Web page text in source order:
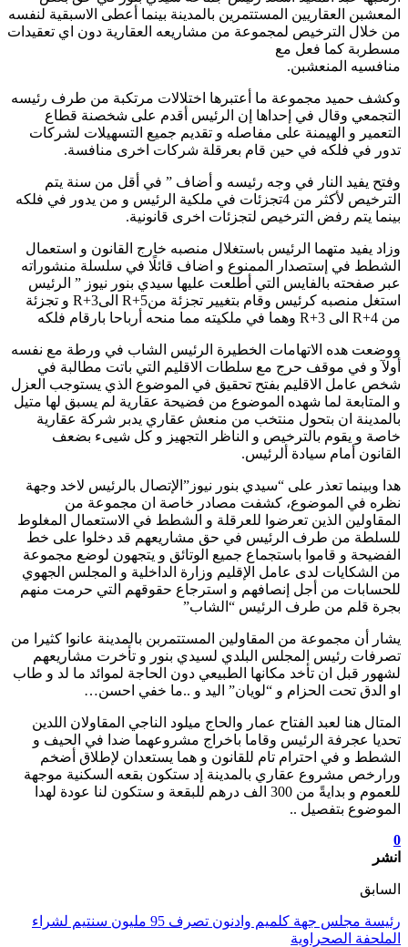
المعشبن العقاريين المستتمرين بالمدينة بينما أعطى الاسبقية لنفسه
من خلال الترخيص لمجموعة من مشاريعه العقارية دون اي تعقيدات
مسطربة كما فعل مع
منافسيه المنعشبن.
وكشف حميد مجموعة ما أعتبرها اختلالات مرتكبة من طرف رئيسه
التجمعي وقال في إحداها إن الرئيس أقدم على شخصنة قطاع
التعمير و الهيمنة على مفاصله و تقديم جميع التسهيلات لشركات
تدور في فلكه في حين قام بعرقلة شركات اخرى منافسة.
وفتح يفيد النار في وجه رئيسه و أضاف ” في أقل من سنة يتم
الترخيص لأكثر من 4تجزئات في ملكية الرئيس و من يدور في فلكه
بينما يتم رفض الترخيص لتجزئات اخرى قانونية.
وزاد يفيد متهما الرئيس باستغلال منصبه خارج القانون و استعمال
الشطط في إستصدار الممنوع و اضاف قائلًا في سلسلة منشوراته
عبر صفحته بالفايس التي أطلعت عليها سيدي بنور نيوز ” الرئيس
استغل منصبه كرئيس وقام بتغيير تجزئة منR+5 الىR+3 و تجزئة
من R+4 الى R+3 وهما في ملكيته مما منحه أرباحا بارقام فلكه
ووضعت هده الاتهامات الخطيرة الرئيس الشاب في ورطة مع نفسه
أولآ و في موقف حرج مع سلطات الاقليم التي باتت مطالبة في
شخص عامل الاقليم بفتح تحقيق في الموضوع الذي يستوجب العزل
و المتابعة لما شهده الموضوع من فضيحة عقارية لم يسبق لها متيل
بالمدينة ان بتحول منتخب من منعش عقاري يدبر شركة عقارية
خاصة و يقوم بالترخيص و الناظر التجهيز و كل شيىء بضعف
القانون أمام سيادة ألرئيس.
هدا وبينما تعذر على “سيدي بنور نيوز”الإتصال بالرئيس لاخد وجهة
نظره في الموضوع، كشفت مصادر خاصة ان مجموعة من
المقاولين الذين تعرضوا للعرقلة و الشطط في الاستعمال المغلوط
للسلطة من طرف الرئيس في حق مشاريعهم قد دخلوا على خط
الفضيحة و قاموا باستجماع جميع الوتائق و يتجهون لوضع مجموعة
من الشكايات لدى عامل الإقليم وزارة الداخلية و المجلس الجهوي
للحسابات من أجل إنصافهم و استرجاع حقوقهم التي حرمت منهم
بجرة قلم من طرف الرئيس “الشاب”
يشار أن مجموعة من المقاولين المستتمربن بالمدينة عانوا كثيرا من
تصرفات رئيس المجلس البلدي لسيدي بنور و تأخرت مشاريعهم
لشهور قبل ان تأخد مكانها الطبيعي دون الحاجة لموائد ما لد و طاب
او الدق تحت الحزام و “لويان” اليد و ..ما خفي احسن…
المتال هنا لعبد الفتاح عمار والحاج ميلود الناجي المقاولان اللدين
تحديا عجرفة الرئيس وقاما باخراج مشروعهما ضدا في الحيف و
الشطط و في احترام تام للقانون و هما يستعدان لإطلاق أضخم
ورارخص مشروع عقاري بالمدينة إد ستكون بقعه السكنية موجهة
للعموم و بدايةً من 300 الف درهم للبقعة و ستكون لنا عودة لهدا
الموضوع بتفصيل ..
0
انشر
السابق
رئيسة مجلس جهة كلميم وادنون تصرف 95 مليون سنتيم لشراء
الملحفة الصحراوية